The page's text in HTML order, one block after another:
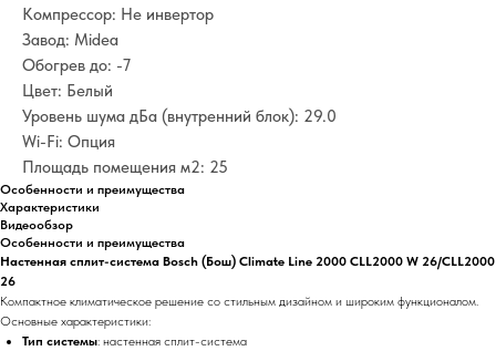
Компрессор: Не инвертор
Завод: Midea
Обогрев до: -7
Цвет: Белый
Уровень шума дБа (внутренний блок): 29.0
Wi-Fi: Опция
Площадь помещения м2: 25
Особенности и преимущества
Характеристики
Видеообзор
Особенности и преимущества
Настенная сплит-система Bosch (Бош) Climate Line 2000 CLL2000 W 26/CLL2000
26
Компактное климатическое решение со стильным дизайном и широким функционалом.
Основные характеристики:
Тип системы: настенная сплит-система